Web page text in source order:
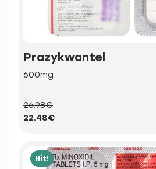
Prazykwantel
600mg
26.98€
22.48€
Hit!